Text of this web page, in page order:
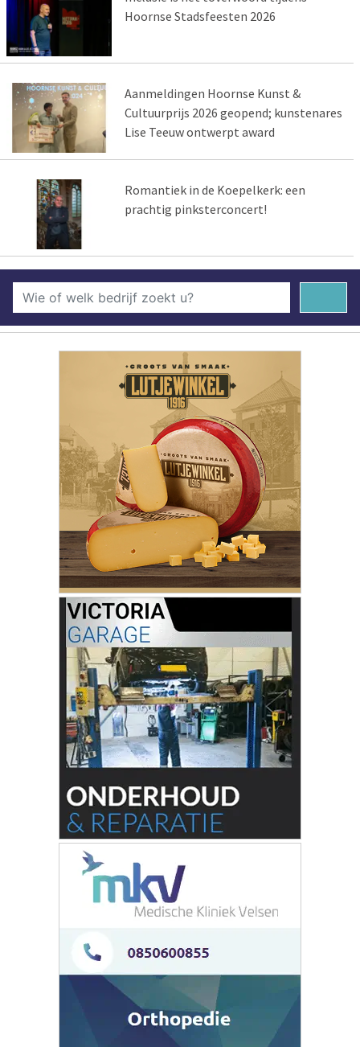
Hoornse Stadsfeesten 2026
Aanmeldingen Hoornse Kunst &
Cultuurprijs 2026 geopend; kunstenares
Lise Teeuw ontwerpt award
Romantiek in de Koepelkerk: een
prachtig pinksterconcert!